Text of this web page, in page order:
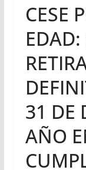
CESE
31 DE
AÑO